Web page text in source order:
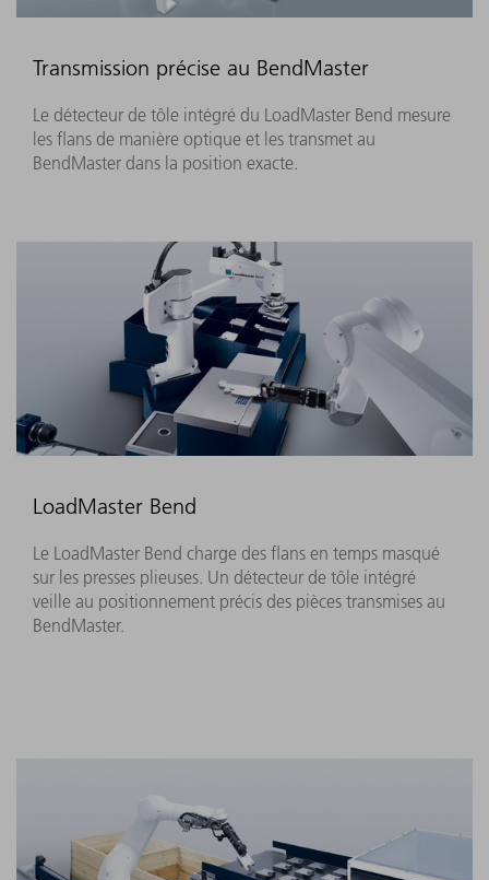
Transmission précise au BendMaster
Le détecteur de tôle intégré du LoadMaster Bend mesure
les flans de manière optique et les transmet au
BendMaster dans la position exacte.
LoadMaster Bend
Le LoadMaster Bend charge des flans en temps masqué
sur les presses plieuses. Un détecteur de tôle intégré
veille au positionnement précis des pièces transmises au
BendMaster.